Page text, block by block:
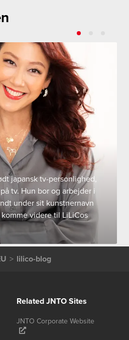
japansk tv-personlighed,
tv. Hun bor og arbejder i
under sit kunstnernavn
videre til LiLiCos
lilico-blog
Related JNTO Sites
JNTO Corporate Website